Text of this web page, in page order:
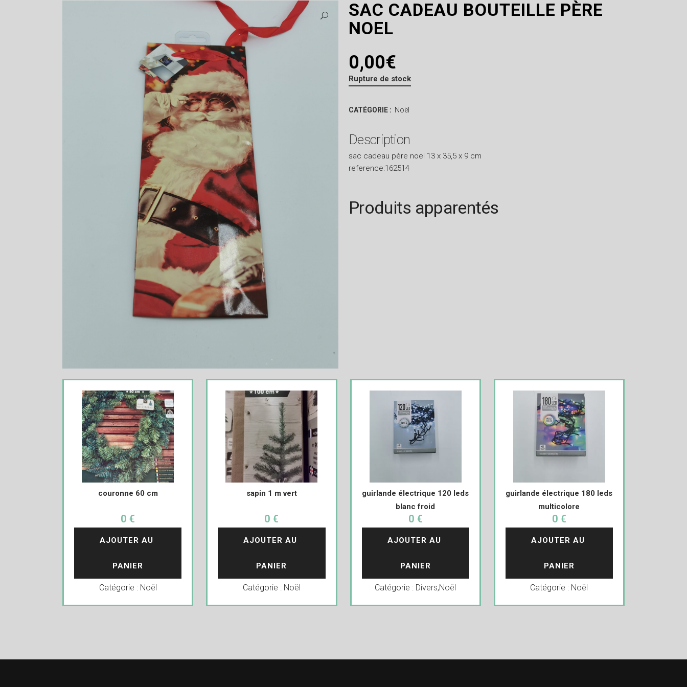
SAC CADEAU BOUTEILLE PÈRE
NOEL
0,00€
Rupture de stock
CATÉGORIE : Noël
Description
sac cadeau père noel 13 x 35,5 x 9 cm
reference:162514
Produits apparentés
couronne 60 cm
0 €
AJOUTER AU
PANIER
Catégorie : Noël
sapin 1 m vert
0 €
AJOUTER AU
PANIER
Catégorie : Noël
guirlande électrique 120 leds
blanc froid
0 €
AJOUTER AU
PANIER
Catégorie : Divers,Noël
guirlande électrique 180 leds
multicolore
0 €
AJOUTER AU
PANIER
Catégorie : Noël